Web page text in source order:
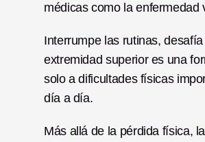
médicas como la enfermedad
Interrumpe las rutinas,
extremidad superior es una
solo a dificultades físicas
día a día.
Más allá de la pérdida física,